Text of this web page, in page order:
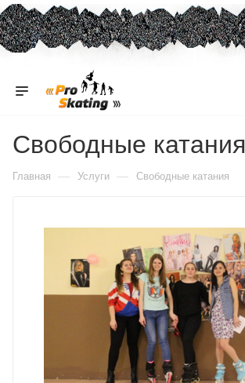
Свободные катания
Главная — Услуги — Свободные катания